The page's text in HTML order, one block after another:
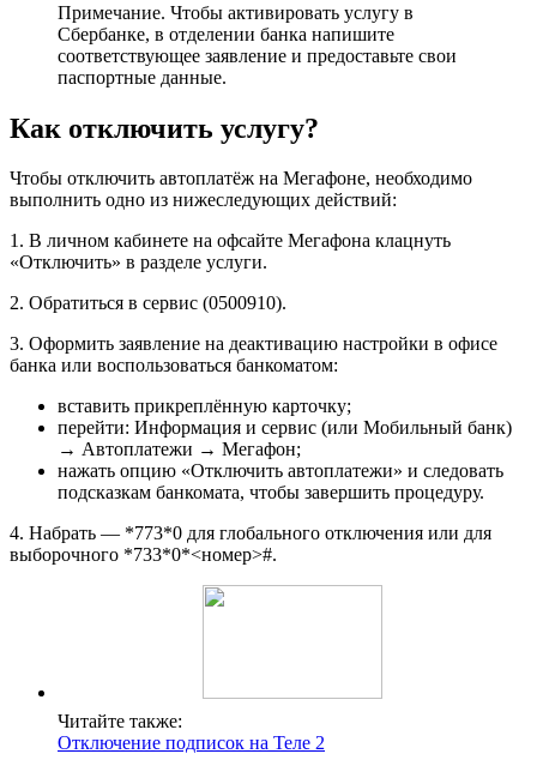
Примечание. Чтобы активировать услугу в
Сбербанке, в отделении банка напишите
соответствующее заявление и предоставьте свои
паспортные данные.
Как отключить услугу?
Чтобы отключить автоплатёж на Мегафоне, необходимо
выполнить одно из нижеследующих действий:
1. В личном кабинете на офсайте Мегафона клацнуть
«Отключить» в разделе услуги.
2. Обратиться в сервис (0500910).
3. Оформить заявление на деактивацию настройки в офисе
банка или воспользоваться банкоматом:
вставить прикреплённую карточку;
перейти: Информация и сервис (или Мобильный банк)
→ Автоплатежи → Мегафон;
нажать опцию «Отключить автоплатежи» и следовать
подсказкам банкомата, чтобы завершить процедуру.
4. Набрать — *773*0 для глобального отключения или для
выборочного *733*0*<номер>#.
Читайте также:
Отключение подписок на Теле 2